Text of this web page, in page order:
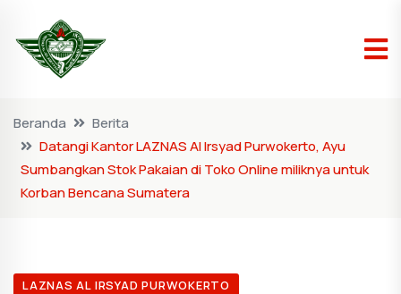
Beranda
Berita
Datangi Kantor LAZNAS Al Irsyad Purwokerto, Ayu
Sumbangkan Stok Pakaian di Toko Online miliknya untuk
Korban Bencana Sumatera
LAZNAS AL IRSYAD PURWOKERTO